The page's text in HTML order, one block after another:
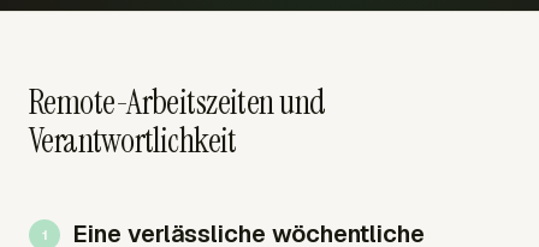
Remote-Arbeitszeiten und
Verantwortlichkeit
Eine verlässliche wöchentliche